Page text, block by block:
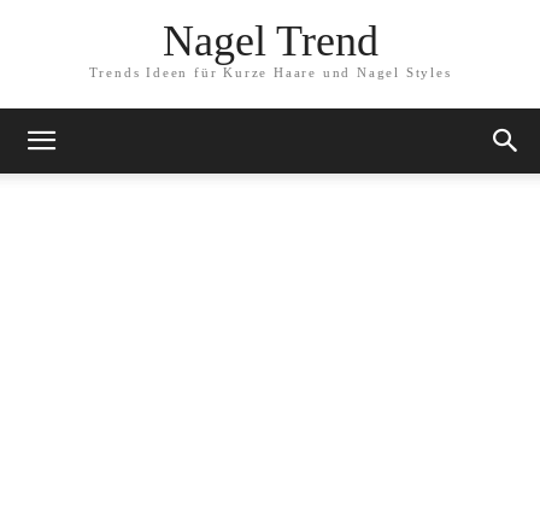
Nagel Trend
Trends Ideen für Kurze Haare und Nagel Styles